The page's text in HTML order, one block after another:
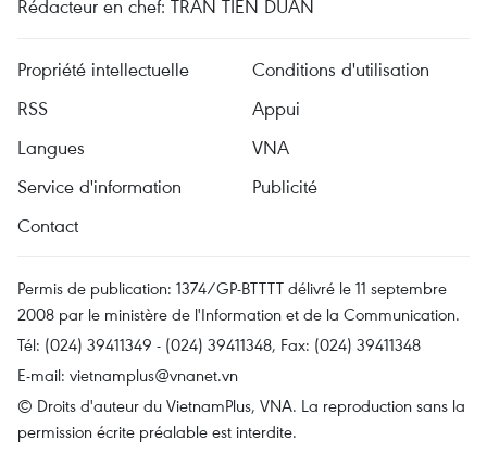
Rédacteur en chef: TRÂN TIÊN DUÂN
Propriété intellectuelle
Conditions d'utilisation
RSS
Appui
Langues
VNA
Service d'information
Publicité
Contact
Permis de publication: 1374/GP-BTTTT délivré le 11 septembre
2008 par le ministère de l'Information et de la Communication.
Tél: (024) 39411349 - (024) 39411348, Fax: (024) 39411348
E-mail: vietnamplus@vnanet.vn
© Droits d'auteur du VietnamPlus, VNA. La reproduction sans la
permission écrite préalable est interdite.